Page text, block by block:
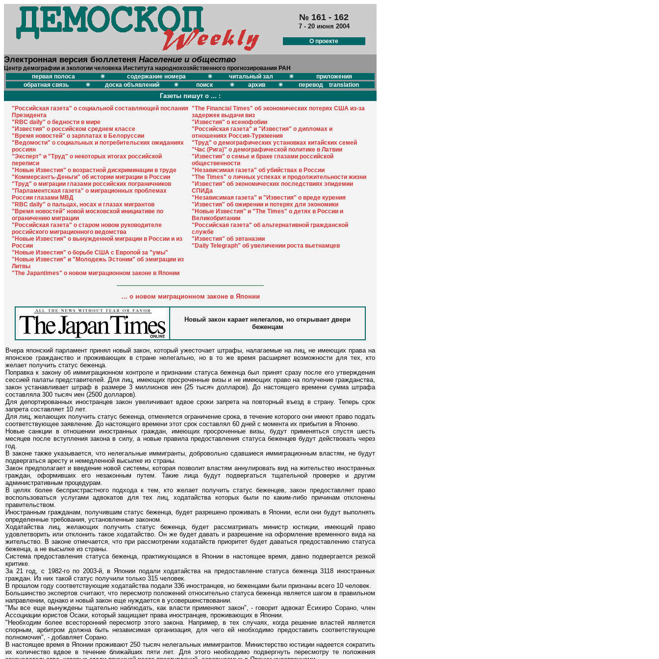
№ 161 - 162
7 - 20 июня 2004
О проекте
Электронная версия бюллетеня Население и общество
Центр демографии и экологии человека Института народнохозяйственного прогнозирования РАН
первая полоса
содержание номера читальный зал
приложения
обратная связь
доска объявлений поиск архив перевод translation
Газеты пишут о ... :
"Российская газета" о социальной составляющей послания
Президента
"RBC daily" о бедности в мире
"Известия" о российском среднем классе
"Время новостей" о зарплатах в Белоруссии
"Ведомости" о социальных и потребительских ожиданиях
россиян
"Эксперт" и "Труд" о некоторых итогах российской
переписи
"Новые Известия" о возрастной дискриминации в труде
"Коммерсантъ-Деньги" об истории миграции в России
"Труд" о миграции глазами российских пограничников
"Парламентская газета" о миграционных проблемах
России глазами МВД
"RBC daily" о пальцах, носах и глазах мигрантов
"Время новостей" новой московской инициативе по
ограничению миграции
"Российская газета" о старом новом руководителе
российского миграционного ведомства
"Новые Известия" о вынужденной миграции в России и из
России
"Новые Известия" о борьбе США с Европой за "умы"
"Новые Известия" и "Молодежь Эстонии" об эмиграции из
Литвы
"The Japantimes" о новом миграционном законе в Японии
"The Financial Times" об экономических потерях США из-за
задержек выдачи виз
"Известия" о ксенофобии
"Российская газета" и "Известия" о дипломах и
отношениях Россия-Туркмения
"Труд" о демографических установках китайских семей
"Час (Рига)" о демографической политике в Латвии
"Известия" о семье и браке глазами российской
общественности
"Независимая газета" об убийствах в России
"The Times" о личных успехах и продолжительности жизни
"Известия" об экономических последствиях эпидемии
СПИДа
"Независимая газета" и "Известия" о вреде курения
"Известия" об ожирении и потерях для экономики
"Новые Известия" и "The Times" о детях в России и
Великобритании
"Российская газета" об альтернативной гражданской
службе
"Известия" об эвтаназии
"Daily Telegraph" об увеличении роста вьетнамцев
… о новом миграционном законе в Японии
Новый закон карает нелегалов, но открывает двери
беженцам
Вчера японский парламент принял новый закон, который ужесточает штрафы, налагаемые на лиц, не имеющих права на
японское гражданство и проживающих в стране нелегально, но в то же время расширяет возможности для тех, кто
желает получить статус беженца.
Поправка к закону об иммиграционном контроле и признании статуса беженца был принят сразу после его утверждения
сессией палаты представителей. Для лиц, имеющих просроченные визы и не имеющих право на получение гражданства,
закон устанавливает штраф в размере 3 миллионов иен (25 тысяч долларов). До настоящего времени сумма штрафа
составляла 300 тысяч иен (2500 долларов).
Для депортированных иностранцев закон увеличивает вдвое сроки запрета на повторный въезд в страну. Теперь срок
запрета составляет 10 лет.
Для лиц, желающих получить статус беженца, отменяется ограничение срока, в течение которого они имеют право подать
соответствующее заявление. До настоящего времени этот срок составлял 60 дней с момента их прибытия в Японию.
Новые санкции в отношении иностранных граждан, имеющих просроченные визы, будут применяться спустя шесть
месяцев после вступления закона в силу, а новые правила предоставления статуса беженцев будут действовать через
год.
В законе также указывается, что нелегальные иммигранты, добровольно сдавшиеся иммиграционным властям, не будут
подвергаться аресту и немедленной высылке из страны.
Закон предполагает и введение новой системы, которая позволит властям аннулировать вид на жительство иностранных
граждан, оформивших его незаконным путем. Такие лица будут подвергаться тщательной проверке и другим
административным процедурам.
В целях более беспристрастного подхода к тем, кто желает получить статус беженцев, закон предоставляет право
воспользоваться услугами адвокатов для тех лиц, ходатайства которых были по каким-либо причинам отклонены
правительством.
Иностранным гражданам, получившим статус беженца, будет разрешено проживать в Японии, если они будут выполнять
определенные требования, установленные законом.
Ходатайства лиц, желающих получить статус беженца, будет рассматривать министр юстиции, имеющий право
удовлетворить или отклонить такое ходатайство. Он же будет давать и разрешение на оформление временного вида на
жительство. В законе отмечается, что при рассмотрении ходатайств приоритет будет даваться предоставлению статуса
беженца, а не высылке из страны.
Система предоставления статуса беженца, практикующаяся в Японии в настоящее время, давно подвергается резкой
критике.
За 21 год, с 1982-го по 2003-й, в Японии подали ходатайства на предоставление статуса беженца 3118 иностранных
граждан. Из них такой статус получили только 315 человек.
В прошлом году соответствующие ходатайства подали 336 иностранцев, но беженцами были признаны всего 10 человек.
Большинство экспертов считают, что пересмотр положений относительно статуса беженца является шагом в правильном
направлении, однако и новый закон еще нуждается в усовершенствовании.
"Мы все еще вынуждены тщательно наблюдать, как власти применяют закон", - говорит адвокат Ёсихиро Сорано, член
Ассоциации юристов Осаки, который защищает права иностранцев, проживающих в Японии.
"Необходим более всесторонний пересмотр этого закона. Например, в тех случаях, когда решение властей является
спорным, арбитром должна быть независимая организация, для чего ей необходимо предоставить соответствующие
полномочия", - добавляет Сорано.
В настоящее время в Японии проживают 250 тысяч нелегальных иммигрантов. Министерство юстиции надеется сократить
их количество вдвое в течение ближайших пяти лет. Для этого необходимо подвергнуть пересмотру те положения